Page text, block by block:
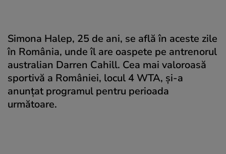
Simona Halep, 25 de ani, se află în aceste zile
în România, unde îl are oaspete pe antrenorul
australian Darren Cahill. Cea mai valoroasă
sportivă a României, locul 4 WTA, și-a
anunțat programul pentru perioada
următoare.